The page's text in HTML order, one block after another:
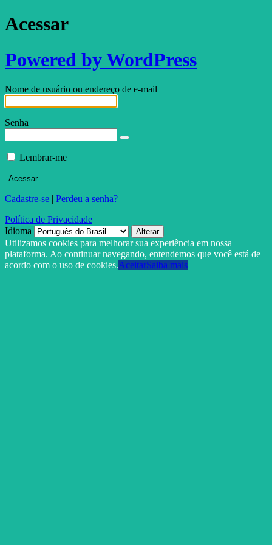
Acessar
Powered by WordPress
Nome de usuário ou endereço de e-mail
Senha
Lembrar-me
Cadastre-se | Perdeu a senha?
Política de Privacidade
Idioma
Utilizamos cookies para melhorar sua experiência em nossa
plataforma. Ao continuar navegando, entendemos que você está de
acordo com o uso de cookies.AceitarSaiba mais